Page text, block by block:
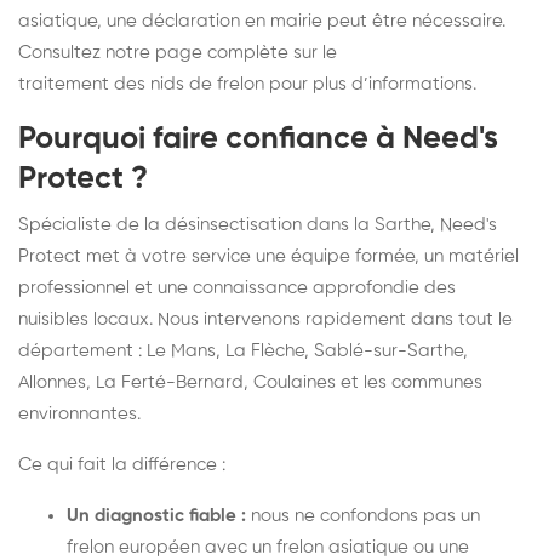
asiatique, une déclaration en mairie peut être nécessaire.
Consultez notre page complète sur le
traitement des nids de frelon pour plus d’informations.
Pourquoi faire confiance à Need's
Protect ?
Spécialiste de la désinsectisation dans la Sarthe, Need's
Protect met à votre service une équipe formée, un matériel
professionnel et une connaissance approfondie des
nuisibles locaux. Nous intervenons rapidement dans tout le
département : Le Mans, La Flèche, Sablé-sur-Sarthe,
Allonnes, La Ferté-Bernard, Coulaines et les communes
environnantes.
Ce qui fait la différence :
Un diagnostic fiable : nous ne confondons pas un
frelon européen avec un frelon asiatique ou une